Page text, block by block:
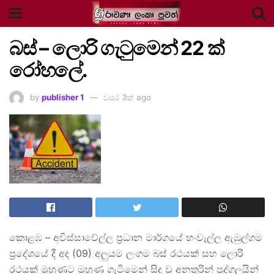
බස් – ලොරි ගැටුමෙන් 22 ක්
රෝහලේ.
by publisher 1 වසර 3ක් ago
කොළඹ – අවිස්සාවේල්ල ප්‍රධාන මාර්ගයේ හංවැල්ල ඇඹුල්ගම
ප්‍රදේශයේ දී අද (09) අලුයම ලංගම බස් රථයක් සහ ලොරි
රථයක් මුහුණට මුහුණ ගැටීමෙන් සිදු වූ අනතුරින් පුද්ගලයින්